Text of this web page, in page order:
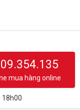
mua hàng online
18h00